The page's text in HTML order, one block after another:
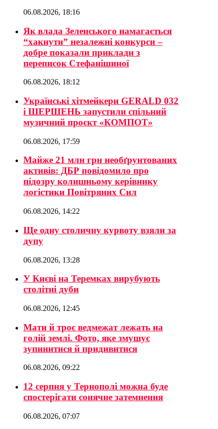
06.08.2026, 18:16
Як влада Зеленського намагається
“хакнути” незалежні конкурси –
добре показали приклади з
переписок Стефанішиної
06.08.2026, 18:12
Українські хітмейкери GERALD 032
і ШЕРШЕНЬ запустили спільний
музичний проєкт «КОМПОТ»
06.08.2026, 17:59
Майже 21 млн грн необґрунтованих
активів: ДБР повідомило про
підозру колишньому керівнику
логістики Повітряних Сил
06.08.2026, 14:22
Ще одну столичну курвоту взяли за
дупу
06.08.2026, 13:28
У Києві на Теремках вирубують
столітні дуби
06.08.2026, 12:45
Мати й троє ведмежат лежать на
голій землі. Фото, яке змушує
зупинитися й придивитися
06.08.2026, 09:22
12 серпня у Тернополі можна буде
спостерігати сонячне затемнення
06.08.2026, 07:07